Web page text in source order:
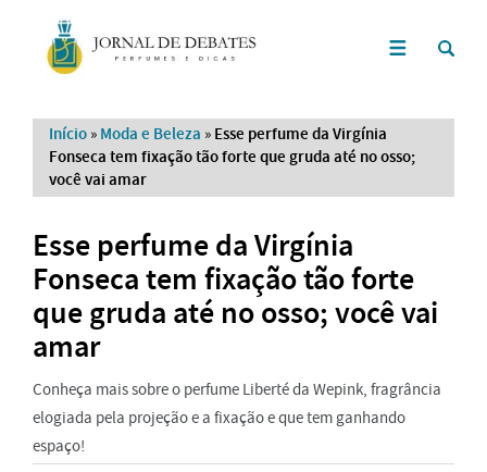
Início » Moda e Beleza » Esse perfume da Virgínia
Fonseca tem fixação tão forte que gruda até no osso;
você vai amar
Esse perfume da Virgínia
Fonseca tem fixação tão forte
que gruda até no osso; você vai
amar
Conheça mais sobre o perfume Liberté da Wepink, fragrância
elogiada pela projeção e a fixação e que tem ganhando
espaço!